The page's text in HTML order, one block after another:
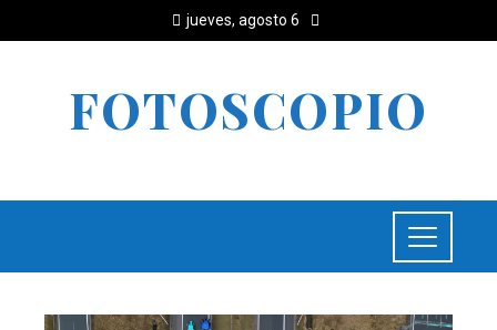
jueves, agosto 6
FOTOSCOPIO